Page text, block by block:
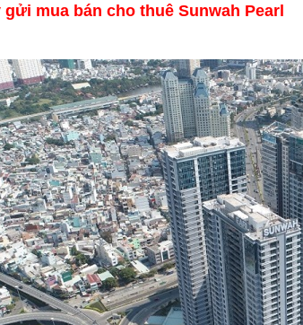
mua bán cho thuê Sunwah Pearl